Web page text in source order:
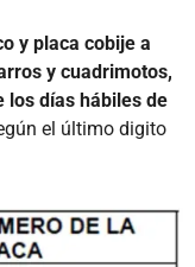
y placa cobije a
y cuadrimotos,
los días hábiles de
el último digito